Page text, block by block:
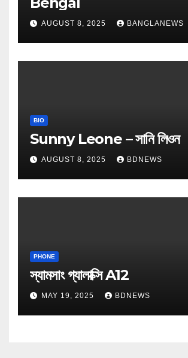
AUGUST 8, 2025 BANGLANEWS
BIO
Sunny Leone – সানি লিওন
AUGUST 8, 2025 BDNEWS
PHONE
স্যামসাং গ্যালাক্সি A12
MAY 19, 2025 BDNEWS